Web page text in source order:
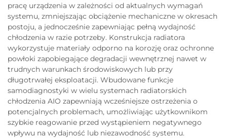
pracę urządzenia w zależności od aktualnych wymagań
systemu, zmniejszając obciążenie mechaniczne w okresach
postoju, a jednocześnie zapewniając pełną wydajność
chłodzenia w razie potrzeby. Konstrukcja radiatora
wykorzystuje materiały odporno na korozję oraz ochronne
powłoki zapobiegające degradacji wewnętrznej nawet w
trudnych warunkach środowiskowych lub przy
długotrwałej eksploatacji. Wbudowane funkcje
samodiagnostyki w wielu systemach radiatorskich
chłodzenia AIO zapewniają wcześniejsze ostrzeżenia o
potencjalnych problemach, umożliwiając użytkownikom
szybkie reagowanie przed wystąpieniem negatywnego
wpływu na wydajność lub niezawodność systemu.